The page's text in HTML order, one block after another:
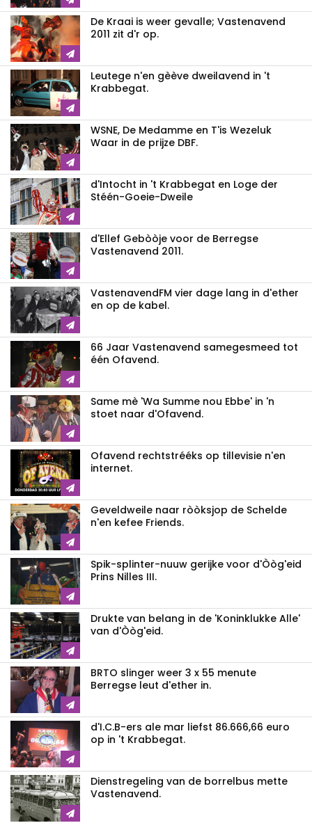
De Kraai is weer gevalle; Vastenavend
2011 zit d'r op.
Leutege n'en gèève dweilavend in 't
Krabbegat.
WSNE, De Medamme en T'is Wezeluk
Waar in de prijze DBF.
d'Intocht in 't Krabbegat en Loge der
Stéén-Goeie-Dweile
d'Ellef Gebòòje voor de Berregse
Vastenavend 2011.
VastenavendFM vier dage lang in d'ether
en op de kabel.
66 Jaar Vastenavend samegesmeed tot
één Ofavend.
Same mè 'Wa Summe nou Ebbe' in 'n
stoet naar d'Ofavend.
Ofavend rechtstrééks op tillevisie n'en
internet.
Geveldweile naar ròòksjop de Schelde
n'en kefee Friends.
Spik-splinter-nuuw gerijke voor d'Òòg'eid
Prins Nilles III.
Drukte van belang in de 'Koninklukke Alle'
van d'Òòg'eid.
BRTO slinger weer 3 x 55 menute
Berregse leut d'ether in.
d'I.C.B-ers ale mar liefst 86.666,66 euro
op in 't Krabbegat.
Dienstregeling van de borrelbus mette
Vastenavend.